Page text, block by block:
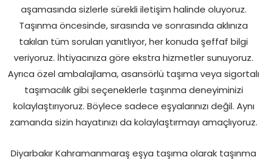
aşamasında sizlerle sürekli iletişim halinde oluyoruz.
Taşınma öncesinde, sırasında ve sonrasında aklınıza
takılan tüm soruları yanıtlıyor, her konuda şeffaf bilgi
veriyoruz. İhtiyacınıza göre ekstra hizmetler sunuyoruz.
Ayrıca özel ambalajlama, asansörlü taşıma veya sigortalı
taşımacılık gibi seçeneklerle taşınma deneyiminizi
kolaylaştırıyoruz. Böylece sadece eşyalarınızı değil. Aynı
zamanda sizin hayatınızı da kolaylaştırmayı amaçlıyoruz.
Diyarbakır Kahramanmaraş eşya taşıma olarak taşınma